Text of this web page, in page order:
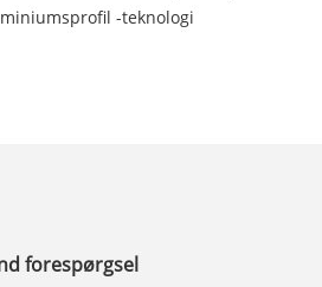
-teknologi
forespørgsel